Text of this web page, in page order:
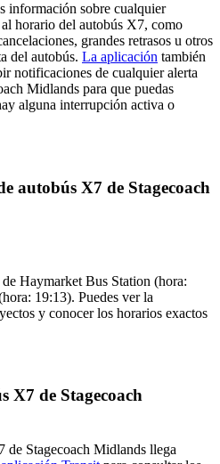
información sobre cualquier
horario del autobús X7, como
grandes retrasos u otros
del autobús. La aplicación también
notificaciones de cualquier alerta
Midlands para que puedas
alguna interrupción activa o
autobús X7 de Stagecoach
Haymarket Bus Station (hora:
19:13). Puedes ver la
y conocer los horarios exactos
X7 de Stagecoach
de Stagecoach Midlands llega